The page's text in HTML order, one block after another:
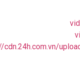
cdn.24h.com.vn/